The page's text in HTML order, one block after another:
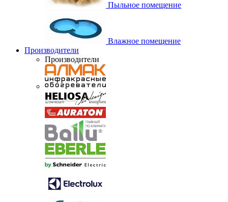
Пыльное помещение
Влажное помещение
Производители
Производители